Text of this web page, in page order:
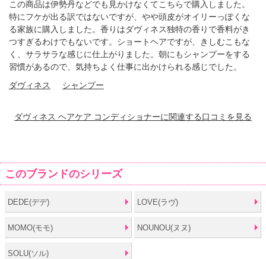
この商品は伊勢丹などでも見かけなくてこちらで購入しました。
特にフケが出る訳ではないですが、やや頭皮がオイリーっぽくな
る家族に購入しました。香りはダヴィネス独特の香りで香料がき
つすぎるわけでもないです。ショートヘアですが、きしむこもな
く、サラサラな感じに仕上がりました。朝にもシャンプーをする
習慣があるので、気持ちよく仕事に出かけられる感じでした。
ダヴィネス
シャンプー
ダヴィネス ヘアケア コンディショナーに関連する口コミを見る
このブランドのシリーズ
DEDE(デデ) LOVE(ラヴ)
MOMO(モモ) NOUNOU(ヌヌ)
SOLU(ソル)